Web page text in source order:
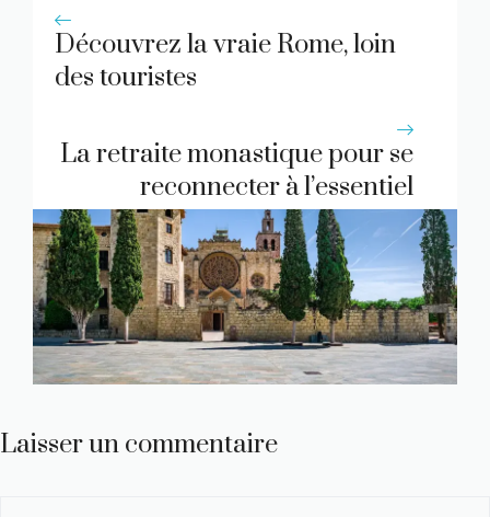
Découvrez la vraie Rome, loin
des touristes
La retraite monastique pour se
reconnecter à l’essentiel
Laisser un commentaire